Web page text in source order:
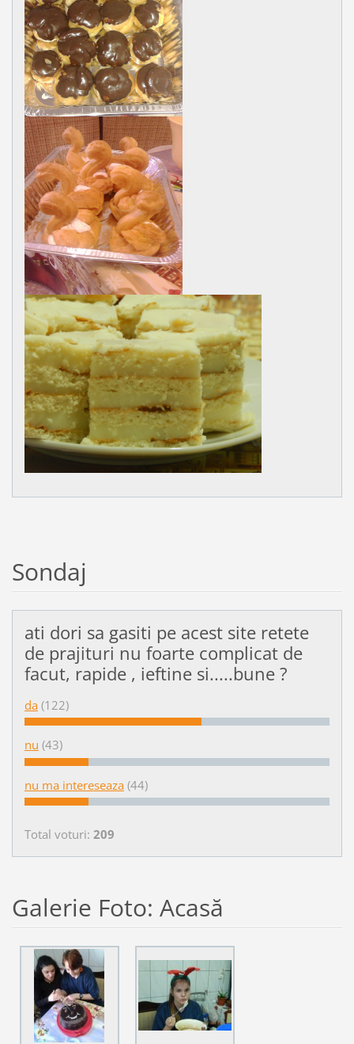
Sondaj
ati dori sa gasiti pe acest site retete
de prajituri nu foarte complicat de
facut, rapide , ieftine si.....bune ?
da (122)
nu (43)
nu ma intereseaza (44)
Total voturi: 209
Galerie Foto: Acasă